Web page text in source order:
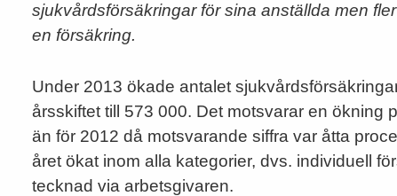
sjukvårdsförsäkringar för sina anställda men
en försäkring.
Under 2013 ökade antalet
årsskiftet till 573 000. Det motsvarar en ökning
än för 2012 då motsvarande siffra var åtta
året ökat inom alla kategorier, dvs. individuell
tecknad via arbetsgivaren.